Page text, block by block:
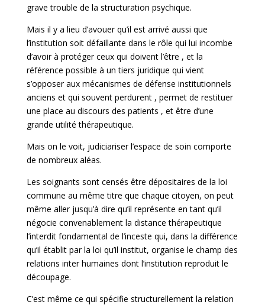
grave trouble de la structuration psychique.
Mais il y a lieu d’avouer qu’il est arrivé aussi que
l’institution soit défaillante dans le rôle qui lui incombe
d’avoir à protéger ceux qui doivent l’être , et la
référence possible à un tiers juridique qui vient
s’opposer aux mécanismes de défense institutionnels
anciens et qui souvent perdurent , permet de restituer
une place au discours des patients , et être d’une
grande utilité thérapeutique.
Mais on le voit, judiciariser l’espace de soin comporte
de nombreux aléas.
Les soignants sont censés être dépositaires de la loi
commune au même titre que chaque citoyen, on peut
même aller jusqu’à dire qu’il représente en tant qu’il
négocie convenablement la distance thérapeutique
l’interdit fondamental de l’inceste qui, dans la différence
qu’il établit par la loi qu’il institut, organise le champ des
relations inter humaines dont l’institution reproduit le
découpage.
C’est même ce qui spécifie structurellement la relation